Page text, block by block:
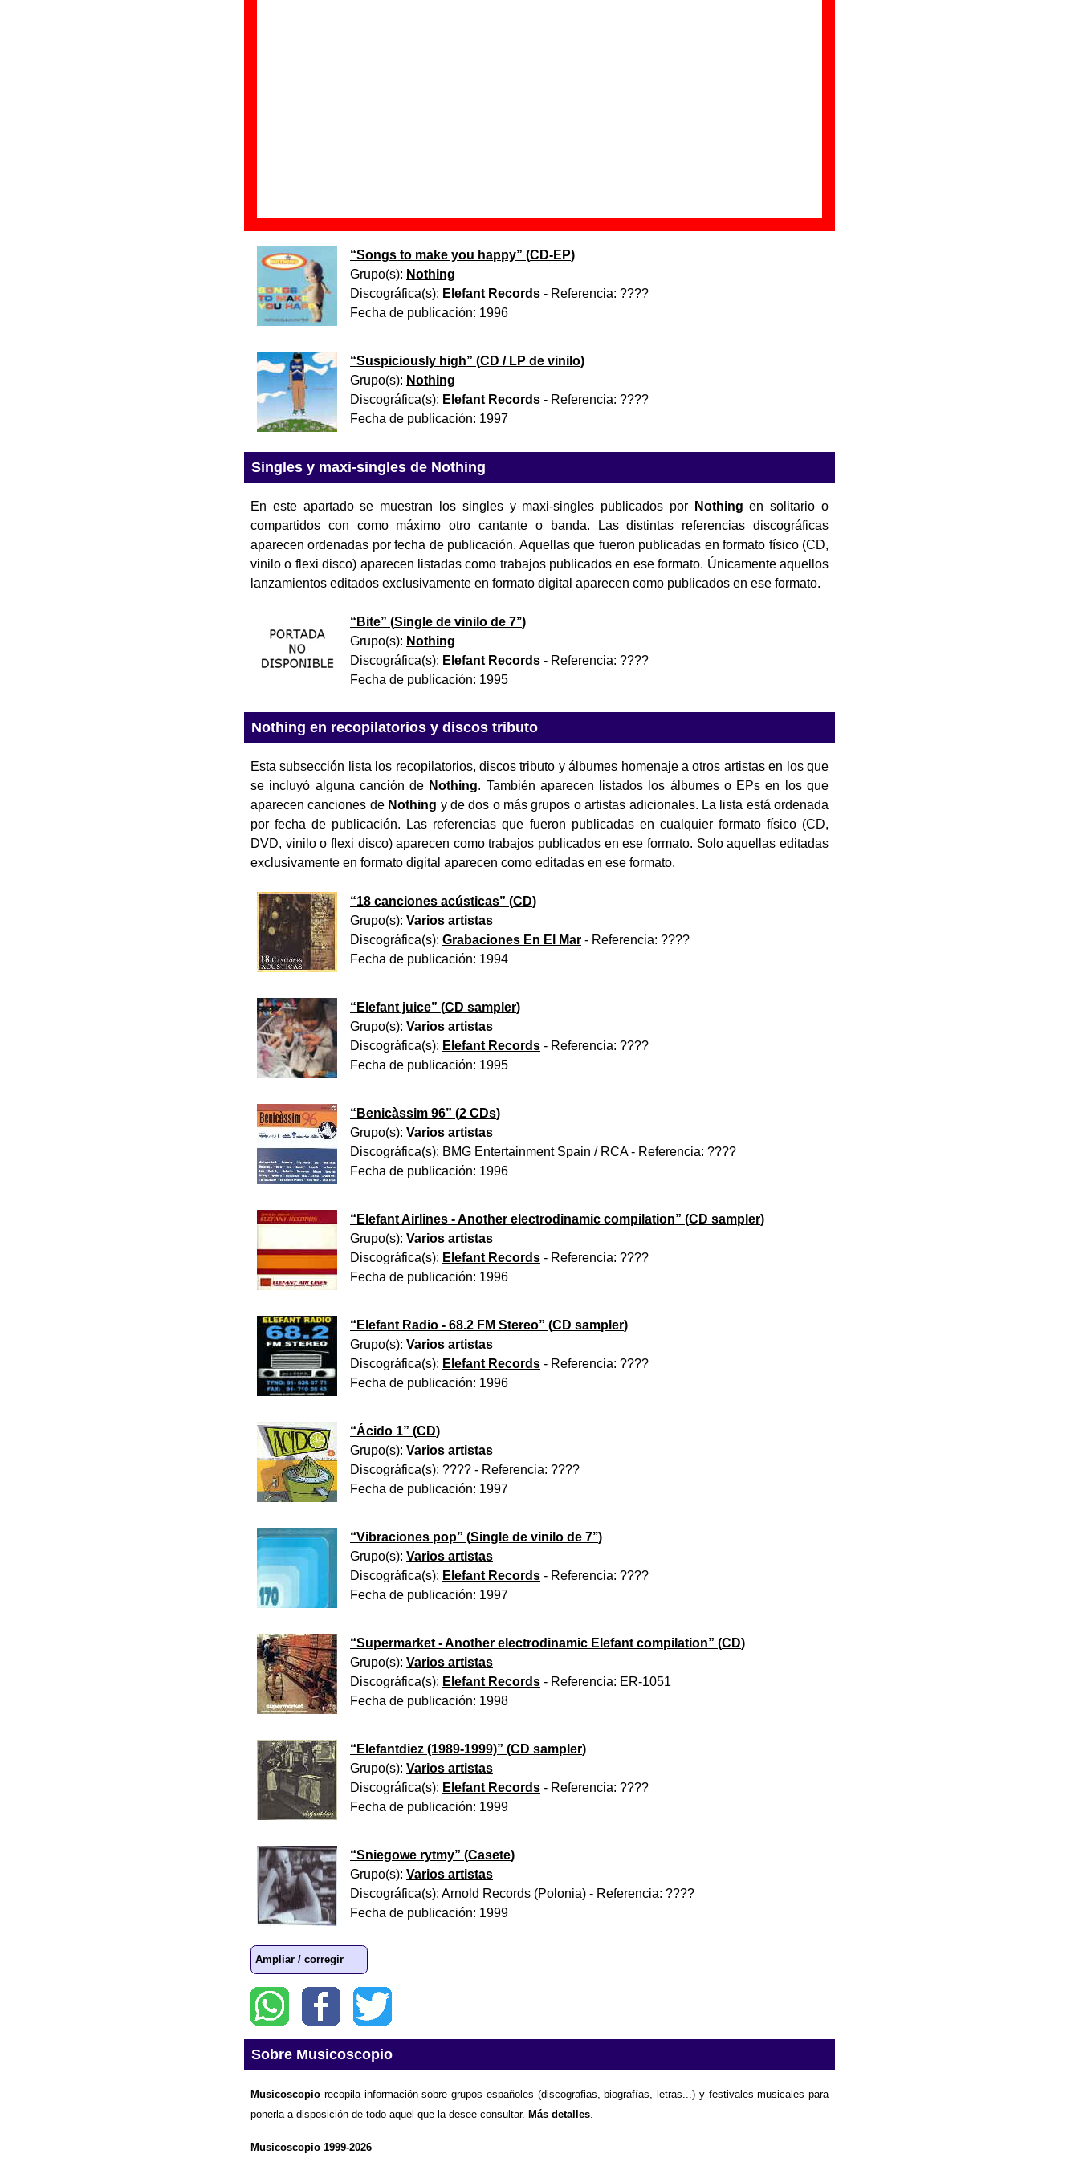
“Songs to make you happy” (CD-EP)
Grupo(s): Nothing
Discográfica(s): Elefant Records - Referencia: ????
Fecha de publicación: 1996
“Suspiciously high” (CD / LP de vinilo)
Grupo(s): Nothing
Discográfica(s): Elefant Records - Referencia: ????
Fecha de publicación: 1997
Singles y maxi-singles de Nothing
En este apartado se muestran los singles y maxi-singles publicados por Nothing en solitario o
compartidos con como máximo otro cantante o banda. Las distintas referencias discográficas
aparecen ordenadas por fecha de publicación. Aquellas que fueron publicadas en formato físico (CD,
vinilo o flexi disco) aparecen listadas como trabajos publicados en ese formato. Únicamente aquellos
lanzamientos editados exclusivamente en formato digital aparecen como publicados en ese formato.
“ Bite” (Single de vinilo de 7’’)
Grupo(s): Nothing
Discográfica(s): Elefant Records - Referencia: ????
Fecha de publicación: 1995
Nothing en recopilatorios y discos tributo
Esta subsección lista los recopilatorios, discos tributo y álbumes homenaje a otros artistas en los que
se incluyó alguna canción de Nothing. También aparecen listados los álbumes o EPs en los que
aparecen canciones de Nothing y de dos o más grupos o artistas adicionales. La lista está ordenada
por fecha de publicación. Las referencias que fueron publicadas en cualquier formato físico (CD,
DVD, vinilo o flexi disco) aparecen como trabajos publicados en ese formato. Solo aquellas editadas
exclusivamente en formato digital aparecen como editadas en ese formato.
“18 canciones acústicas” (CD)
Grupo(s): Varios artistas
Discográfica(s): Grabaciones En El Mar - Referencia: ????
Fecha de publicación: 1994
“ Elefant juice” (CD sampler)
Grupo(s): Varios artistas
Discográfica(s): Elefant Records - Referencia: ????
Fecha de publicación: 1995
“ Benicàssim 96” (2 CDs)
Grupo(s): Varios artistas
Discográfica(s): BMG Entertainment Spain / RCA- Referencia: ????
Fecha de publicación: 1996
“ Elefant Airlines - Another electrodinamic compilation” (CD sampler)
Grupo(s): Varios artistas
Discográfica(s): Elefant Records - Referencia: ????
Fecha de publicación: 1996
“ Elefant Radio - 68.2 FM Stereo” (CD sampler)
Grupo(s): Varios artistas
Discográfica(s): Elefant Records - Referencia: ????
Fecha de publicación: 1996
“Ácido 1” (CD)
Grupo(s): Varios artistas
Discográfica(s): ???? - Referencia: ????
Fecha de publicación: 1997
“Vibraciones pop” (Single de vinilo de 7’’)
Grupo(s): Varios artistas
Discográfica(s): Elefant Records - Referencia: ????
Fecha de publicación: 1997
“Supermarket - Another electrodinamic Elefant compilation” (CD)
Grupo(s): Varios artistas
Discográfica(s): Elefant Records - Referencia: ER-1051
Fecha de publicación: 1998
“ Elefantdiez (1989-1999)” (CD sampler)
Grupo(s): Varios artistas
Discográfica(s): Elefant Records - Referencia: ????
Fecha de publicación: 1999
“Sniegowe rytmy” (Casete)
Grupo(s): Varios artistas
Discográfica(s): Arnold Records (Polonia) - Referencia: ????
Fecha de publicación: 1999
Ampliar / corregir
Sobre Musicoscopio
Musicoscopio recopila información sobre grupos españoles (discografias, biografías, letras...) y festivales musicales para
ponerla a disposición de todo aquel que la desee consultar. Más detalles
Musicoscopio 1999-2026